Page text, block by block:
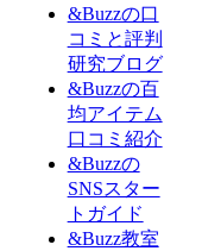
&Buzzの口
コミと評判
研究ブログ
&Buzzの百
均アイテム
口コミ紹介
&Buzzの
SNSスター
トガイド
&Buzz教室